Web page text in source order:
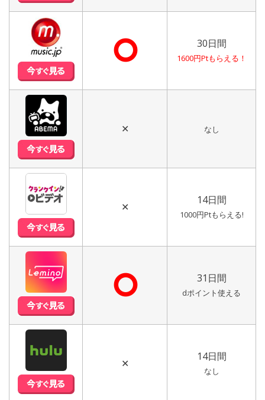
⭘ 30日間
1600円Ptもらえる！
✕ なし
✕
14日間
1000円Ptもらえる!
⭘ 31日間
dポイント使える
✕
14日間
なし